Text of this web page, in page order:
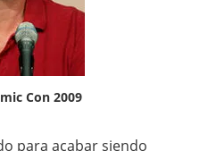
Con 2009
para acabar siendo